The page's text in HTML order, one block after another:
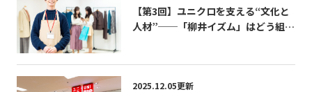
【第3回】ユニクロを支える“文化と
人材”──「柳井イズム」はどう組織
2025.12.05更新